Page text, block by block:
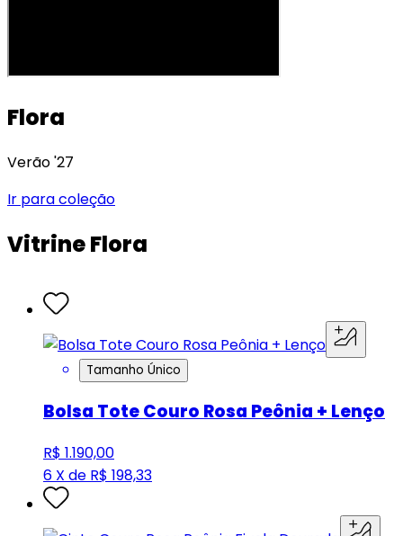
Flora
Verão '27
Ir para coleção
Vitrine Flora
Tamanho Único
Bolsa Tote Couro Rosa Peônia + Lenço
R$ 1.190,00
6 X de R$ 198,33